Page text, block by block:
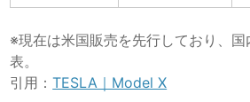
※現在は米国販売を先行しており、
表。
引用：TESLA｜Model X